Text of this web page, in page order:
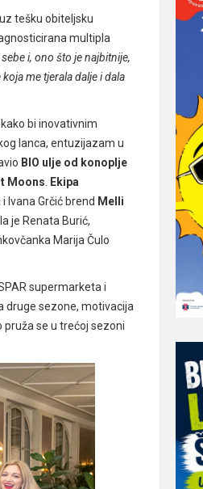
tešku obiteljsku
multipla
i, ono što je najbitnije,
me tjerala dalje i dala
bi inovativnim
lanca, entuzijazam u
BIO ulje od konoplje
Moons
Ekipa
Ivana Grčić brend Melli
je Renata Burić,
Marija Čulo
supermarketa i
druge sezone, motivacija
pruža se u trećoj sezoni